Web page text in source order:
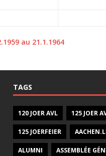
au 21.1.1964
TAGS
120 JOER AVL 125 JOER
125 JOERFEIER
ALUMNI ASSEMBLÉE